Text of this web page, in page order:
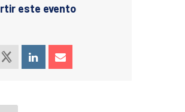
este evento